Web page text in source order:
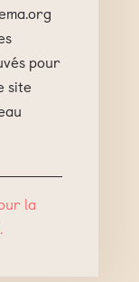
pour
site
la